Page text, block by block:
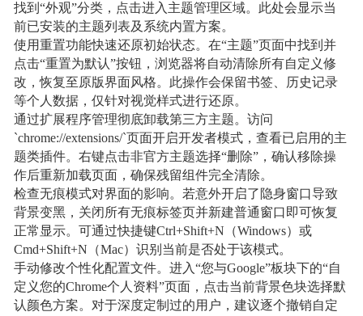
找到“外观”分类，点击进入主题管理区域。此处会显示当
前已安装的主题列表及系统内置方案。
使用重置功能快速还原初始状态。在“主题”页面中找到并
点击“重置为默认”按钮，浏览器将自动清除所有自定义修
改，恢复至原版界面风格。此操作会保留书签、历史记录
等个人数据，仅针对视觉样式进行还原。
通过扩展程序管理彻底卸载第三方主题。访问
`chrome://extensions/`页面开启开发者模式，查看已启用的主
题类插件。右键点击非官方主题选择“删除”，确认移除操
作后重新加载页面，确保残留组件完全清除。
检查无痕模式对界面的影响。若意外开启了隐身窗口导致
背景变黑，关闭所有无痕标签页并新建普通窗口即可恢复
正常显示。可通过快捷键Ctrl+Shift+N（Windows）或
Cmd+Shift+N（Mac）识别当前是否处于该模式。
手动修改个性化配置文件。进入“您与Google”板块下的“自
定义您的Chrome个人资料”页面，点击当前背景色块选择默
认颜色方案。对于深度定制过的用户，建议逐个撤销自定